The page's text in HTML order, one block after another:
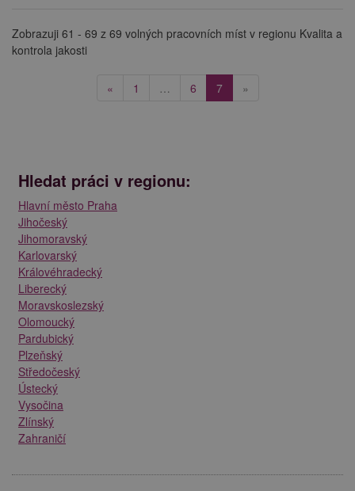
Zobrazuji 61 - 69 z 69 volných pracovních míst v regionu Kvalita a
kontrola jakosti
« 1 … 6 7(current)
»
Hledat práci v regionu:
Hlavní město Praha
Jihočeský
Jihomoravský
Karlovarský
Královéhradecký
Liberecký
Moravskoslezský
Olomoucký
Pardubický
Plzeňský
Středočeský
Ústecký
Vysočina
Zlínský
Zahraničí